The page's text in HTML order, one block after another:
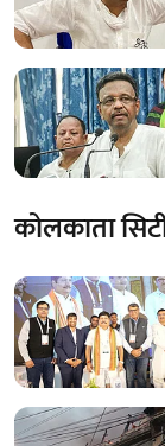
कोलकाता